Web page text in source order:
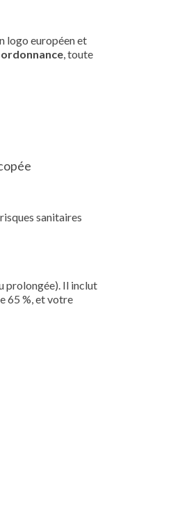
logo européen et
, toute
sanitaires
prolongée). Il inclut
65 %, et votre